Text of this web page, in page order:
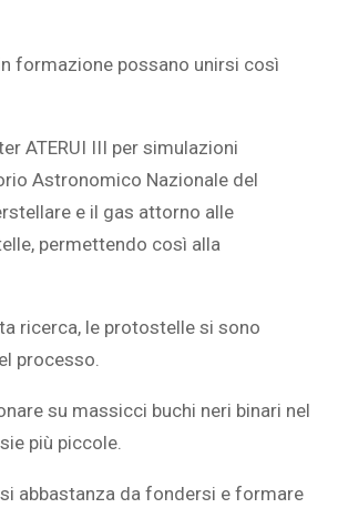
formazione possano unirsi così
ATERUI III per simulazioni
Astronomico Nazionale del
e il gas attorno alle
permettendo così alla
ricerca, le protostelle si sono
processo.
su massicci buchi neri binari nel
più piccole.
abbastanza da fondersi e formare
ASSENZA DI FIGLI IN ETÀ
ADULTA